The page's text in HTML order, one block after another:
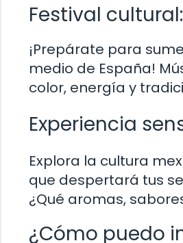
Festival
¡Prepárate para
medio de España!
color, energía y
Experiencia
Explora la cultura
que despertará tus
¿Qué aromas,
¿Cómo puedo